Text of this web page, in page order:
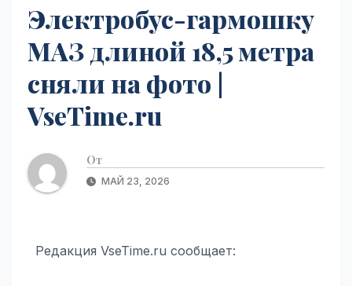
Электробус-гармошку
МАЗ длиной 18,5 метра
сняли на фото |
VseTime.ru
От
МАЙ 23, 2026
Редакция VseTime.ru сообщает: